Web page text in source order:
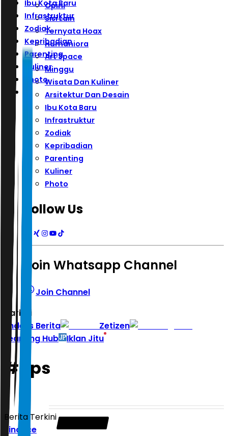
Ibu Kota Baru
Infrastruktur
Zodiak
Kepribadian
Parenting
Kuliner
Photo
Opini
Sisi Lain
Ternyata Hoax
Humaniora
Art Space
Minggu
Wisata Dan Kuliner
Arsitektur Dan Desain
Ibu Kota Baru
Infrastruktur
Zodiak
Kepribadian
Parenting
Kuliner
Photo
Follow Us
Join Whatsapp Channel
Join Channel
Hari ini
Indeks Berita
Zetizen
Learning Hub
Iklan Jitu
#bps
Berita Terkini
Finance